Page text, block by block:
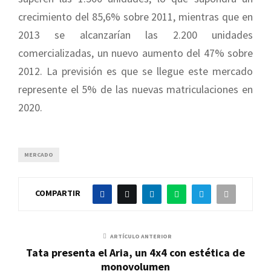
crecimiento del 85,6% sobre 2011, mientras que en
2013 se alcanzarían las 2.200 unidades
comercializadas, un nuevo aumento del 47% sobre
2012. La previsión es que se llegue este mercado
represente el 5% de las nuevas matriculaciones en
2020.
MERCADO
COMPARTIR
ARTÍCULO ANTERIOR
Tata presenta el Aria, un 4x4 con estética de
monovolumen